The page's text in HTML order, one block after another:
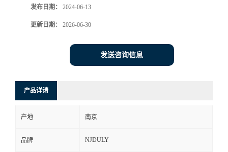
发布日期： 2024-06-13
更新日期： 2026-06-30
发送咨询信息
产品详请
产地 南京
品牌 NJDULY